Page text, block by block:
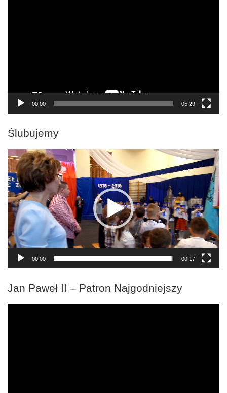
00:00 05:29
Ślubujemy
Odtwarzacz
video
00:00 00:17
Jan Paweł II – Patron Najgodniejszy